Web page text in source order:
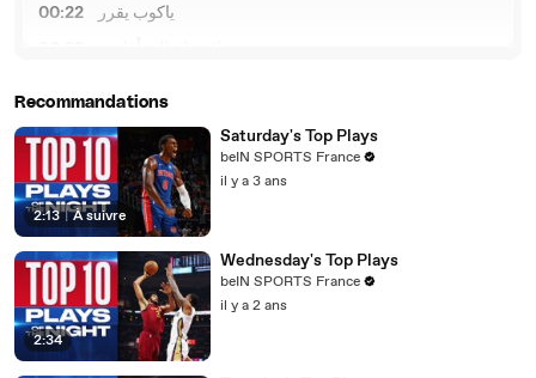
00:22
ياكوب يقرر
00:26
ونزل من الأرض
00:28
إلى الرقم 4
00:29
يذهب جوناثن ماغبو
00:31
للأشياء
00:32
وهو في رقم 4
00:34
إلى الرقم 3
00:35
ينزل من الأرض
Recommandations
2:13 | À suivre
Saturday's Top Plays
beIN SPORTS France
il y a 3 ans
2:34
Wednesday's Top Plays
beIN SPORTS France
il y a 2 ans